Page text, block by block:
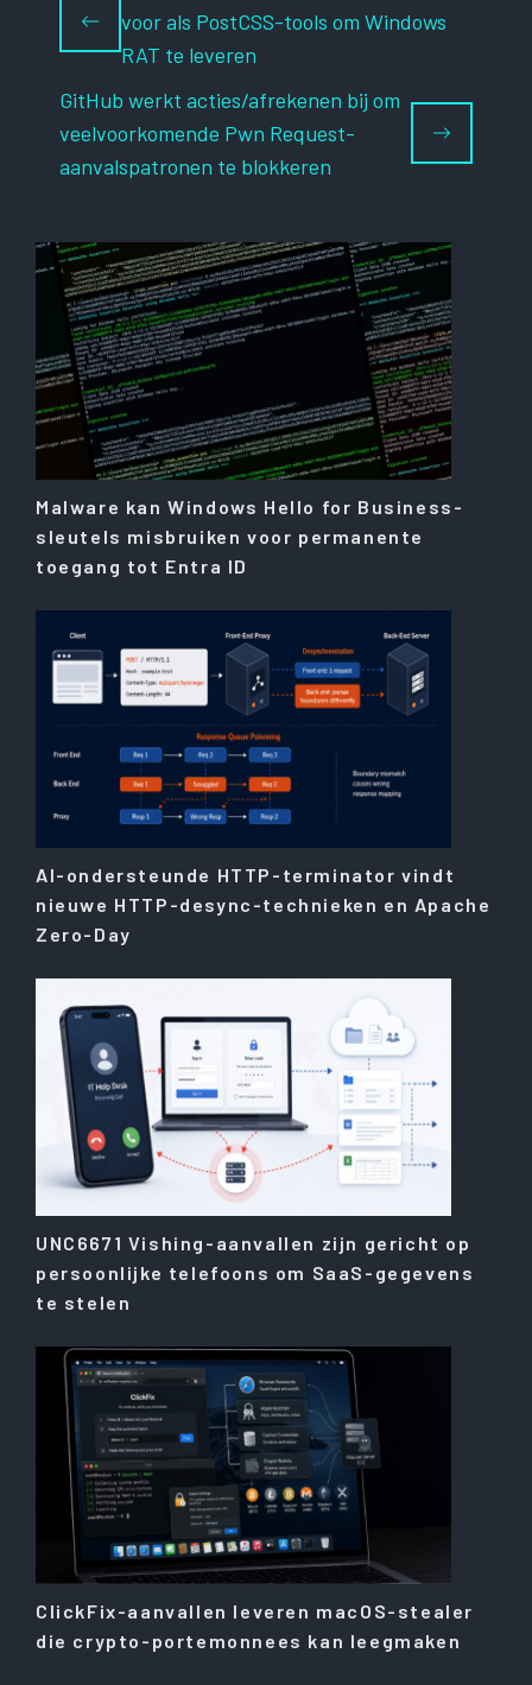
voor als PostCSS-tools om Windows
RAT te leveren
GitHub werkt acties/afrekenen bij om
veelvoorkomende Pwn Request-
aanvalspatronen te blokkeren
Malware kan Windows Hello for Business-
sleutels misbruiken voor permanente
toegang tot Entra ID
AI-ondersteunde HTTP-terminator vindt
nieuwe HTTP-desync-technieken en Apache
Zero-Day
UNC6671 Vishing-aanvallen zijn gericht op
persoonlijke telefoons om SaaS-gegevens
te stelen
ClickFix-aanvallen leveren macOS-stealer
die crypto-portemonnees kan leegmaken